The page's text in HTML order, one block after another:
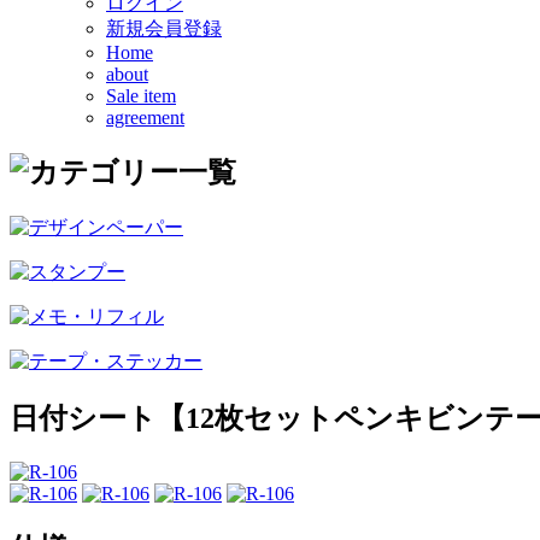
新規会員登録
Home
about
Sale item
agreement
日付シート【12枚セットペンキビンテ